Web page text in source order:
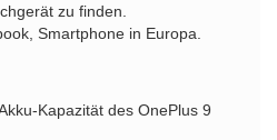
zu finden.
Smartphone in Europa.
Kapazität des OnePlus 9